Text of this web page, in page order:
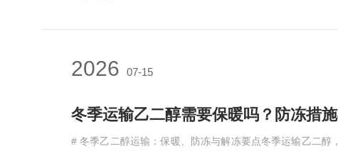
2026 07-15
冬季运输乙二醇需要保暖吗？防冻措
# 冬季乙二醇运输：保暖、防冻与解冻要点冬季运输乙二醇